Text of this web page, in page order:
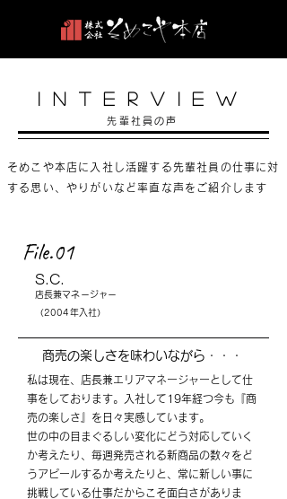
INTERVIEw
先輩社員の声
そめこや本店に入社し活躍する先輩社員の仕事に対
する思い、やりがいなど率直な声をご紹介します
File.01
S.C.
店長兼マネージャー
（2004年入社）
​商売の楽しさを味わいながら・・・
​私は現在、店長兼エリアマネージャーとして仕
事をしております。
入社して19年経つ今も『商
売の楽しさ』を日々実感しています。
世の中の目まぐるしい変化にどう対応していく
か考えたり、毎週発売される新商品の数々をど
うアピールするか考えたりと、常に新しい事に
挑戦している仕事だからこそ面白さがありま